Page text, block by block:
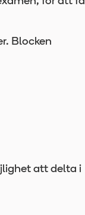
Blocken
att delta i